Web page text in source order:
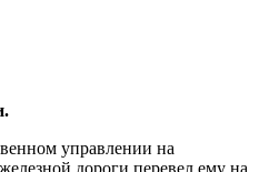
управлении на
дороги перевел ему на